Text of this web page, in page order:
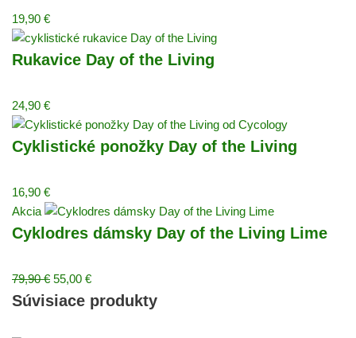
19,90 €
Rukavice Day of the Living
24,90 €
Cyklistické ponožky Day of the Living
16,90 €
Akcia
Cyklodres dámsky Day of the Living Lime
79,90€ 55,00 €
Súvisiace produkty